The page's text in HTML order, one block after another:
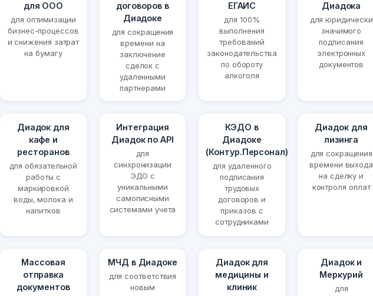
для ООО
для оптимизации
бизнес-процессов
и снижения затрат
на бумагу
договоров в
Диадоке
для сокращения
времени на
заключение
сделок с
удаленными
партнерами
ЕГАИС
для 100%
выполнения
требований
законодательства
по обороту
алкоголя
Диадока
для юридически
значимого
подписания
электронных
документов
Диадок для
кафе и
ресторанов
для обязательной
работы с
маркировкой
воды, молока и
напитков
Интеграция
Диадок по API
для
синхронизации
ЭДО с
уникальными
самописными
системами учета
КЭДО в
Диадоке
(Контур.Персонал)
для удаленного
подписания
трудовых
договоров и
приказов с
сотрудниками
Диадок для
лизинга
для сокращения
времени выхода
на сделку и
контроля оплат
Массовая
отправка
документов
МЧД в Диадоке
для соответствия
новым
Диадок для
медицины и
клиник
Диадок и
Меркурий
для